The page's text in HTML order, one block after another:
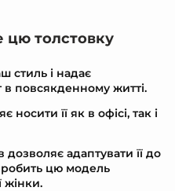
цю толстовку
стиль і надає
повсякденному житті.
носити її як в офісі, так і
дозволяє адаптувати її до
робить цю модель
жінки.